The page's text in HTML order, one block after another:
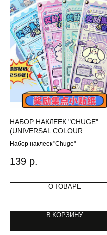
НАБОР НАКЛЕЕК "CHUGE"
(UNIVERSAL COLOUR
CODE,ONE SIZE)
Набор наклеек "Chuge"
139 р.
О ТОВАРЕ
В КОРЗИНУ